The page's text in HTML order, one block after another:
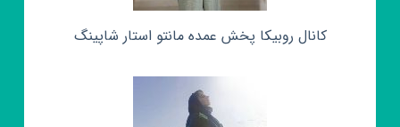
کانال روبیکا پخش عمده مانتو استار شاپینگ